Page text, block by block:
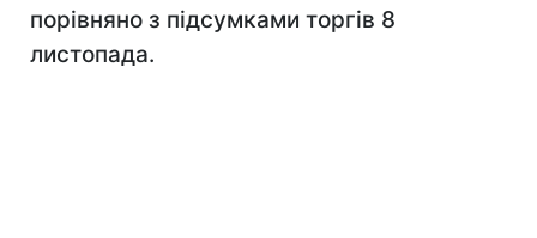
порівняно з підсумками торгів 8
листопада.